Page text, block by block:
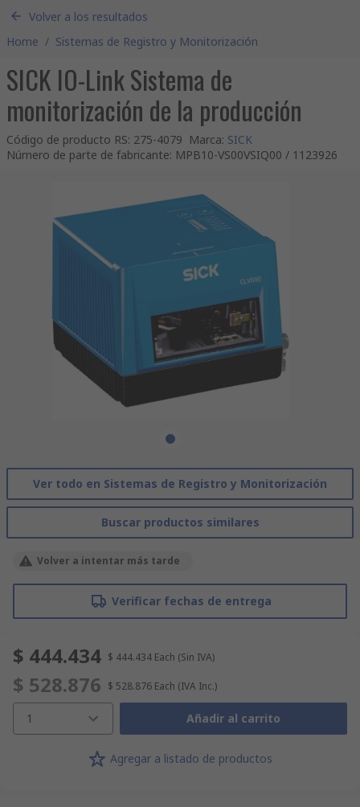
Volver a los resultados
Home / Sistemas de Registro y Monitorización
SICK IO-Link Sistema de
monitorización de la producción
Código de producto RS: 275-4079 Marca: SICK
Número de parte de fabricante: MPB10-VS00VSIQ00 / 1123926
Ver todo en Sistemas de Registro y Monitorización
Buscar productos similares
Volver a intentar más tarde
Verificar fechas de entrega
$ 444.434 $ 444.434 Each (Sin IVA)
$ 528.876 $ 528.876 Each (IVA Inc.)
1 Añadir al carrito
Agregar a listado de productos